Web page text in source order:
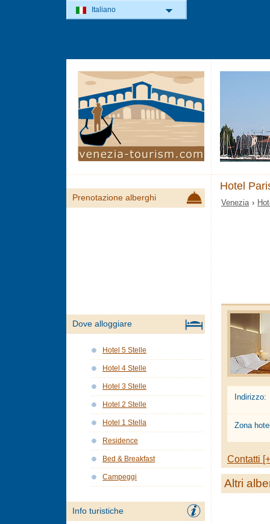
Hotel
Venezia ›
Indirizzo:
Zona
Contatti
Altri
Prenotazione alberghi
Dove alloggiare
Hotel 5 Stelle
Hotel 4 Stelle
Hotel 3 Stelle
Hotel 2 Stelle
Hotel 1 Stella
Residence
Bed & Breakfast
Campeggi
Info turistiche
Italiano